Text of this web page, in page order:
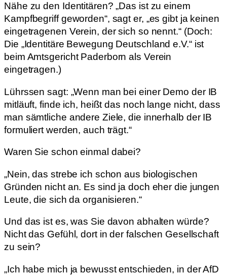
Nähe zu den Identitären? „Das ist zu einem
Kampfbegriff geworden“, sagt er, „es gibt ja keinen
eingetragenen Verein, der sich so nennt.“ (Doch:
Die „Identitäre Bewegung Deutschland e.V.“ ist
beim Amtsgericht Paderborn als Verein
eingetragen.)
Lührssen sagt: „Wenn man bei einer Demo der IB
mitläuft, finde ich, heißt das noch lange nicht, dass
man sämtliche andere Ziele, die innerhalb der IB
formuliert werden, auch trägt.“
Waren Sie schon einmal dabei?
„Nein, das strebe ich schon aus biologischen
Gründen nicht an. Es sind ja doch eher die jungen
Leute, die sich da organisieren.“
Und das ist es, was Sie davon abhalten würde?
Nicht das Gefühl, dort in der falschen Gesellschaft
zu sein?
„Ich habe mich ja bewusst entschieden, in der AfD